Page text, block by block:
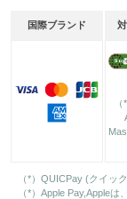
国際ブランド
（*）QUICPay (クイッ
（*）Apple Pay,Apple